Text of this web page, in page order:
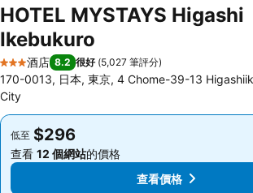
HOTEL MYSTAYS Higashi
Ikebukuro
3 星級
酒店 8.2 很好 (5,027 筆評分)
170-0013, 日本, 東京, 4 Chome-39-13
City
低至 $296
查看 12 個網站的價格
查看價格
低至 $296
查看 12 個網站的價格
查看價格